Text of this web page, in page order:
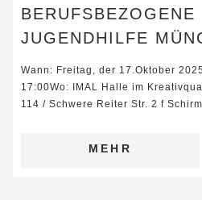
BERUFSBEZOGENE
JUGENDHILFE
Wann: Freitag, der 17.Oktober
17:00Wo: IMAL Halle im
114 / Schwere Reiter Str. 2 f
MEHR